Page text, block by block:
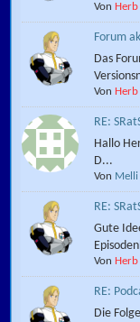
Von Herb
Forum
Das
Von Herb
RE:
Hallo
D...
Von Melli
RE:
Gute
Von Herb
RE:
Die